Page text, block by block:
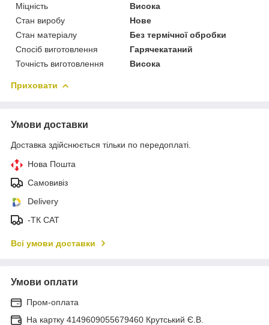
Міцність
Висока
Стан виробу
Нове
Стан матеріалу
Без термічної обробки
Спосіб виготовлення
Гарячекатаний
Точність виготовлення
Висока
Приховати
Умови доставки
Доставка здійснюється тільки по передоплаті.
Нова Пошта
Самовивіз
Delivery
-ТК САТ
Всі умови доставки
Умови оплати
Пром-оплата
На картку 4149609055679460 Крутський Є.В.